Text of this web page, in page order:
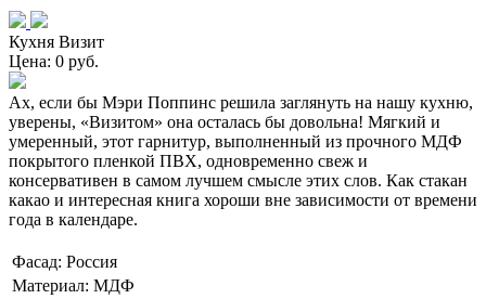
Кухня Визит
Цена: 0 руб.
Ах, если бы Мэри Поппинс решила заглянуть на нашу кухню,
уверены, «Визитом» она осталась бы довольна! Мягкий и
умеренный, этот гарнитур, выполненный из прочного МДФ
покрытого пленкой ПВХ, одновременно свеж и
консервативен в самом лучшем смысле этих слов. Как стакан
какао и интересная книга хороши вне зависимости от времени
года в календаре.
Фасад: Россия
Материал: МДФ